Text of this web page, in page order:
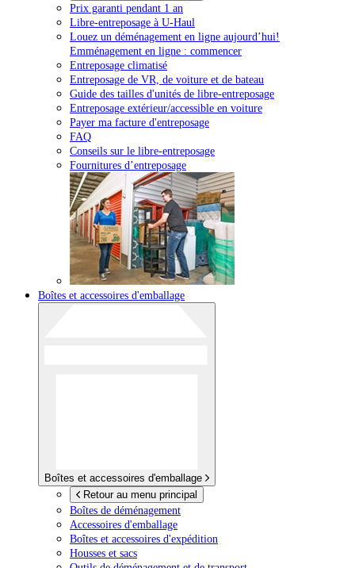
Prix garanti pendant 1 an
Libre-entreposage à U-Haul
Louez un déménagement en ligne aujourd’hui!
Emménagement en ligne : commencer
Entreposage climatisé
Entreposage de VR, de voiture et de bateau
Guide des tailles d'unités de libre-entreposage
Entreposage extérieur/accessible en voiture
Payer ma facture d'entreposage
FAQ
Conseils sur le libre-entreposage
Fournitures d’entreposage
Boîtes et accessoires d'emballage
Boîtes et accessoires d'emballage
Retour au menu principal
Boîtes de déménagement
Accessoires d'emballage
Boîtes et accessoires d'expédition
Housses et sacs